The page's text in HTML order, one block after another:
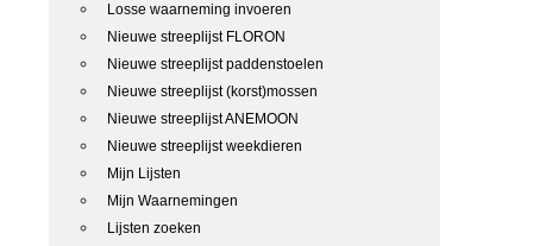
Losse waarneming invoeren
Nieuwe streeplijst FLORON
Nieuwe streeplijst paddenstoelen
Nieuwe streeplijst (korst)mossen
Nieuwe streeplijst ANEMOON
Nieuwe streeplijst weekdieren
Mijn Lijsten
Mijn Waarnemingen
Lijsten zoeken